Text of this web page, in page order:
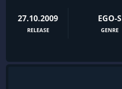
27.10.2009
RELEASE
EGO-S
GENRE